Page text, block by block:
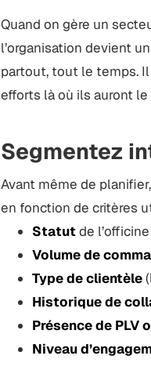
Quand on gère un
l’organisation devient
partout, tout le temps.
efforts là où ils auront le
Segmentez
Avant même de
en fonction de critères
Statutde
Volume de
Type de clientèle
Historique de
Présence de
Niveau